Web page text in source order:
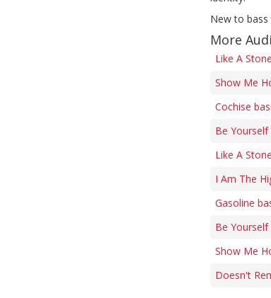
New to bass
More
Like A
Show Me
Cochise
Be
Like A
I Am The
Gasoline
Be
Show Me
Doesn't